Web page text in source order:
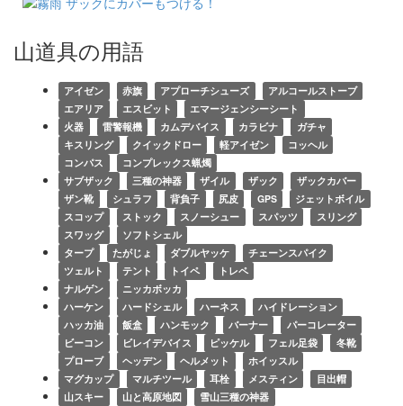
山道具の用語
アイゼン 赤旗 アプローチシューズ
アルコールストーブ
エアリア
エスビット
エマージェンシーシート
火器
雷警報機 カムデバイス カラビナ
ガチャ
キスリング
クイックドロー 軽アイゼン
コッヘル
コンパス
コンプレックス蝋燭
サブザック
三種の神器 ザイル ザック
ザックカバー
ザン靴
シュラフ 背負子 尻皮 GPS
ジェットボイル
スコップ
ストック スノーシュー スパッツ
スリング
スワッグ
ソフトシェル
タープ
たがじょ ダブルヤッケ
チェーンスパイク
ツェルト
テント トイペ
トレペ
ナルゲン
ニッカボッカ
ハーケン
ハードシェル ハーネス
ハイドレーション
ハッカ油
飯盒 ハンモック バーナー
パーコレーター
ビーコン
ビレイデバイス ピッケル フェル足袋
冬靴
プローブ
ヘッデン ヘルメット
ホイッスル
マグカップ
マルチツール 耳栓 メスティン
目出帽
山スキー
山と高原地図
雪山三種の神器